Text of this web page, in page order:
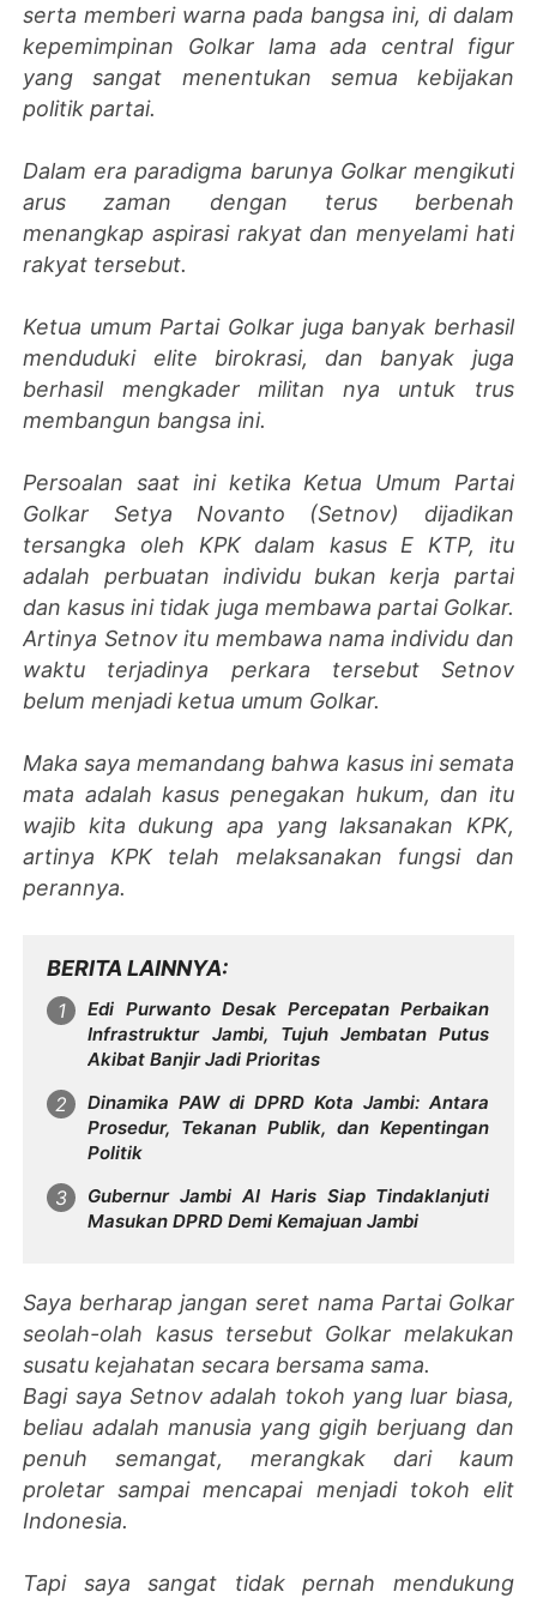
serta memberi warna pada bangsa ini, di dalam
kepemimpinan Golkar lama ada central figur
yang sangat menentukan semua kebijakan
politik partai.
Dalam era paradigma barunya Golkar mengikuti
arus zaman dengan terus berbenah
menangkap aspirasi rakyat dan menyelami hati
rakyat tersebut.
Ketua umum Partai Golkar juga banyak berhasil
menduduki elite birokrasi, dan banyak juga
berhasil mengkader militan nya untuk trus
membangun bangsa ini.
Persoalan saat ini ketika Ketua Umum Partai
Golkar Setya Novanto (Setnov) dijadikan
tersangka oleh KPK dalam kasus E KTP, itu
adalah perbuatan individu bukan kerja partai
dan kasus ini tidak juga membawa partai Golkar.
Artinya Setnov itu membawa nama individu dan
waktu terjadinya perkara tersebut Setnov
belum menjadi ketua umum Golkar.
Maka saya memandang bahwa kasus ini semata
mata adalah kasus penegakan hukum, dan itu
wajib kita dukung apa yang laksanakan KPK,
artinya KPK telah melaksanakan fungsi dan
perannya.
BERITA LAINNYA
Edi Purwanto Desak Percepatan Perbaikan
Infrastruktur Jambi, Tujuh Jembatan Putus
Akibat Banjir Jadi Prioritas
Dinamika PAW di DPRD Kota Jambi: Antara
Prosedur, Tekanan Publik, dan Kepentingan
Politik
Gubernur Jambi Al Haris Siap Tindaklanjuti
Masukan DPRD Demi Kemajuan Jambi
Saya berharap jangan seret nama Partai Golkar
seolah-olah kasus tersebut Golkar melakukan
susatu kejahatan secara bersama sama.
Bagi saya Setnov adalah tokoh yang luar biasa,
beliau adalah manusia yang gigih berjuang dan
penuh semangat, merangkak dari kaum
proletar sampai mencapai menjadi tokoh elit
Indonesia.
Tapi saya sangat tidak pernah mendukung